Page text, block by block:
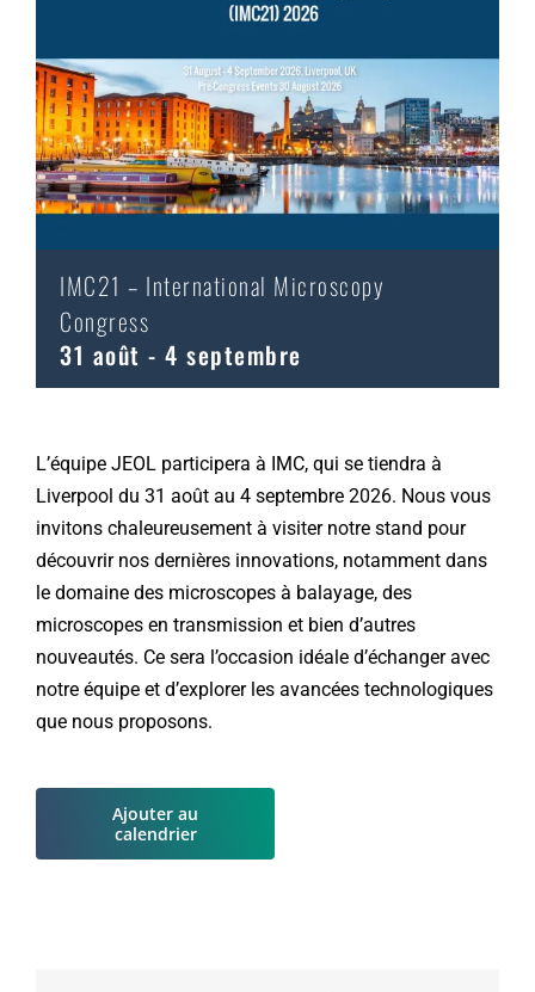
IMC21 – International Microscopy
Congress
31 août - 4 septembre
L’équipe JEOL participera à IMC, qui se tiendra à
Liverpool du 31 août au 4 septembre 2026. Nous vous
invitons chaleureusement à visiter notre stand pour
découvrir nos dernières innovations, notamment dans
le domaine des microscopes à balayage, des
microscopes en transmission et bien d’autres
nouveautés. Ce sera l’occasion idéale d’échanger avec
notre équipe et d’explorer les avancées technologiques
que nous proposons.
Ajouter au
calendrier